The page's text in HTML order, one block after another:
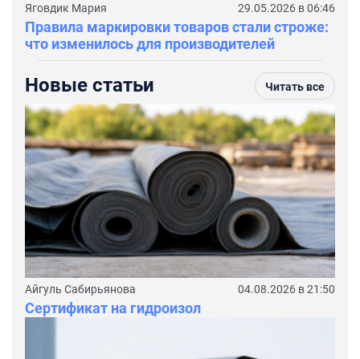
Яговдик Мария 29.05.2026 в 06:46
Правила маркировки товаров стали строже:
что изменилось для производителей
Новые статьи Читать все
Айгуль Сабирьянова 04.08.2026 в 21:50
Сертификат на гидроизол